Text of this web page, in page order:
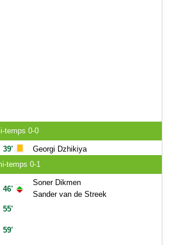
temps 0-0
39'
Georgi Dzhikiya
temps 0-1
46'
55'
59'
Soner Dikmen
Sander van de Streek